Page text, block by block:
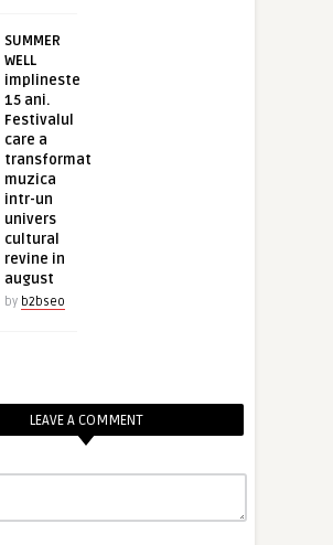
SUMMER
WELL
implineste
15 ani.
Festivalul
care a
transformat
muzica
intr-un
univers
cultural
revine in
august
by b2bseo
LEAVE A COMMENT